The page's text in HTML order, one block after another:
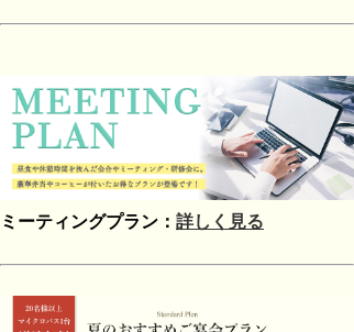
ミーティングプラン： 詳しく見る